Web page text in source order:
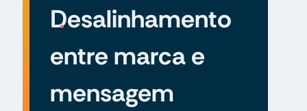
Desalinhamento
entre marca e
mensagem